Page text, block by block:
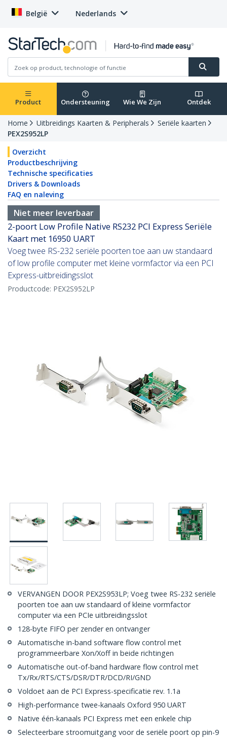
België Nederlands
Product Ondersteuning Wie We Zijn Ontdek
Home Uitbreidings Kaarten & Peripherals
Seriële kaarten
PEX2S952LP
Overzicht
Productbeschrijving
Technische specificaties
Drivers & Downloads
FAQ en naleving
Niet meer leverbaar
2-poort Low Profile Native RS232 PCI Express Seriële
Kaart met 16950 UART
Voeg twee RS-232 seriële poorten toe aan uw standaard
of low profile computer met kleine vormfactor via een PCI
Express-uitbreidingsslot
Productcode: PEX2S952LP
VERVANGEN DOOR PEX2S953LP; Voeg twee RS-232 seriële
poorten toe aan uw standaard of kleine vormfactor
computer via een PCIe uitbreidingsslot
128-byte FIFO per zender en ontvanger
Automatische in-band software flow control met
programmeerbare Xon/Xoff in beide richtingen
Automatische out-of-band hardware flow control met
Tx/Rx/RTS/CTS/DSR/DTR/DCD/RI/GND
Voldoet aan de PCI Express-specificatie rev. 1.1a
High-performance twee-kanaals Oxford 950 UART
Native één-kanaals PCI Express met een enkele chip
Selecteerbare stroomuitgang voor de seriële poort op pin-9